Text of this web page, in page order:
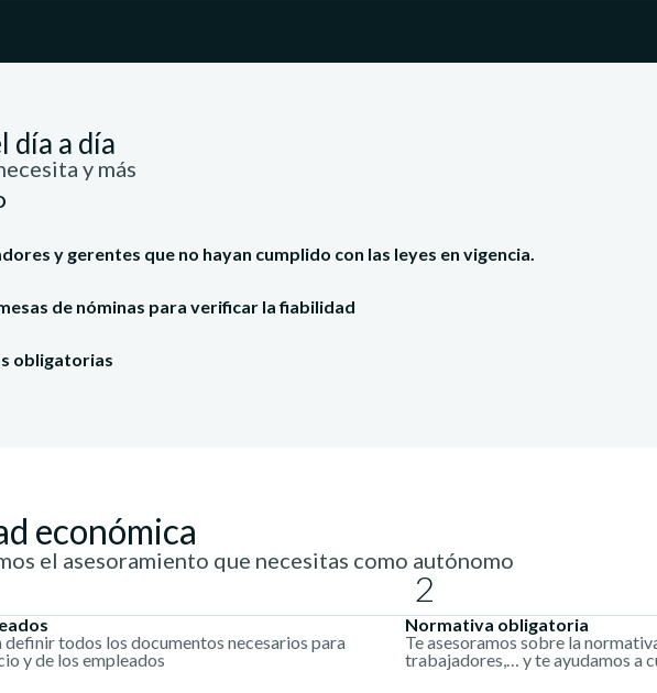
día a día
y más
y gerentes que no hayan cumplido con las leyes en vigencia.
de nóminas para verificar la fiabilidad
obligatorias
económica
el asesoramiento que necesitas como autónomo
todos los documentos necesarios para
y de los empleados
2
Normativa obligatoria
Te asesoramos sobre la
trabajadores,… y te ayudamos a